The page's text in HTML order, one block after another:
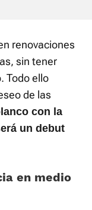
renovaciones
sin tener
Todo ello
de las
con la
un debut
en medio